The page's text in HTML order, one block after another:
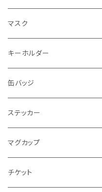
エコバッグ
トートバッグ
マスク
キーホルダー
缶バッジ
ステッカー
マグカップ
チケット